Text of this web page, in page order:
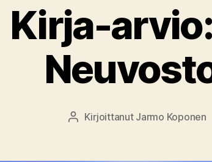
Kirja-
Kirjoittaja
Kirjoittanut Jarmo Koponen